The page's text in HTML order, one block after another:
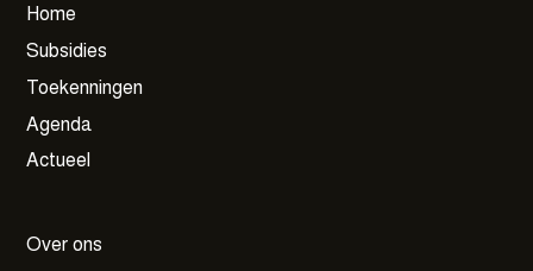
Home
Subsidies
Toekenningen
Agenda
Actueel
Over ons